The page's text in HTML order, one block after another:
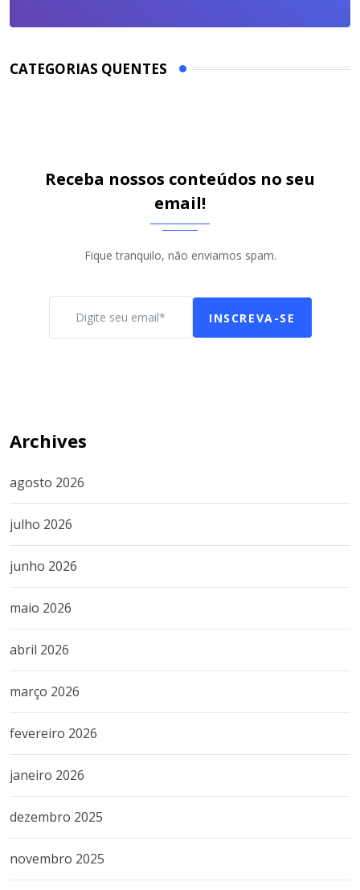
CATEGORIAS QUENTES
Receba nossos conteúdos no seu
email!
Fique tranquilo, não enviamos spam.
INSCREVA-SE
Archives
agosto 2026
julho 2026
junho 2026
maio 2026
abril 2026
março 2026
fevereiro 2026
janeiro 2026
dezembro 2025
novembro 2025